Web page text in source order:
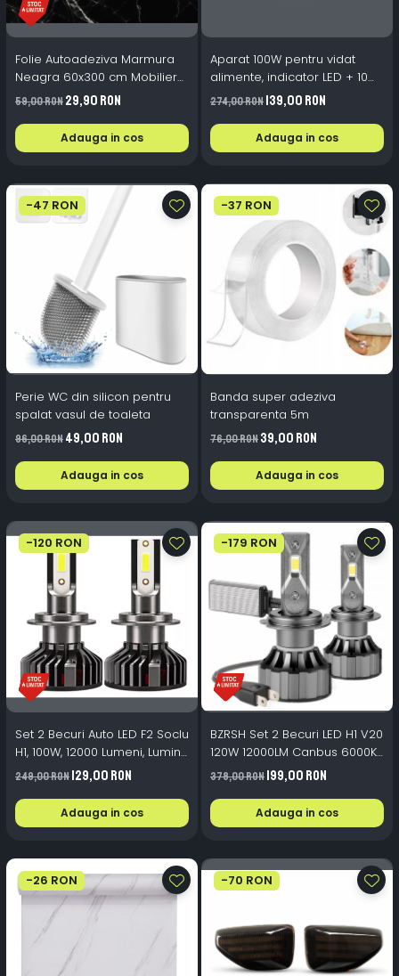
Folie Autoadeziva Marmura
Neagra 60x300 cm Mobilier
Blat Bucatarie
59,00 RON29,90 RON
Adauga in cos
Aparat 100W pentru vidat
alimente, indicator LED + 10
pungi CADOU
274,00 RON139,00 RON
Adauga in cos
-47 RON
Perie WC din silicon pentru
spalat vasul de toaleta
96,00 RON49,00 RON
Adauga in cos
-37 RON
Banda super adeziva
transparenta 5m
76,00 RON39,00 RON
Adauga in cos
-120 RON
Set 2 Becuri Auto LED F2 Soclu
H1, 100W, 12000 Lumeni, Lumina
Alb Rece 6000K cu Ventilator
de Racire
249,00 RON129,00 RON
Adauga in cos
-179 RON
BZRSH Set 2 Becuri LED H1 V20
120W 12000LM Canbus 6000K
Alb Rece
378,00 RON199,00 RON
Adauga in cos
-26 RON -70 RON